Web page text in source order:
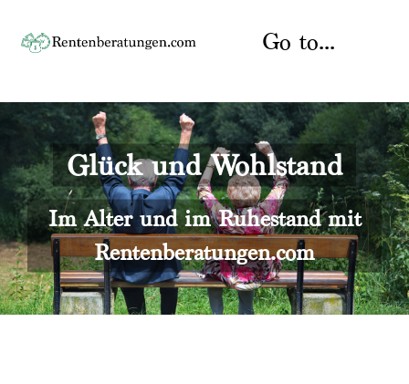
content
Go to...
Startseite
Rente
Rentenberater
Rentenversicherung
Versicherungsberatung
Über uns
Kontakt
Glück und Wohlstand
Im Alter und im Ruhestand mit
Rentenberatungen.com